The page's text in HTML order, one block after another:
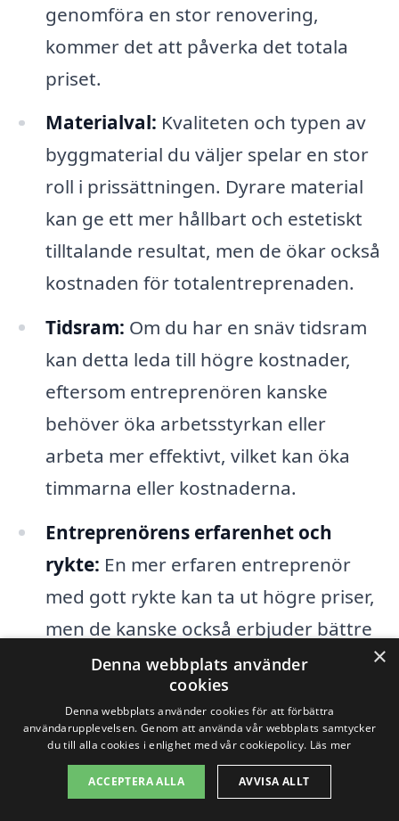
genomföra en stor renovering,
kommer det att påverka det totala
priset.
Materialval: Kvaliteten och typen av
byggmaterial du väljer spelar en stor
roll i prissättningen. Dyrare material
kan ge ett mer hållbart och estetiskt
tilltalande resultat, men de ökar också
kostnaden för totalentreprenaden.
Tidsram: Om du har en snäv tidsram
kan detta leda till högre kostnader,
eftersom entreprenören kanske
behöver öka arbetsstyrkan eller
arbeta mer effektivt, vilket kan öka
timmarna eller kostnaderna.
Entreprenörens erfarenhet och
rykte: En mer erfaren entreprenör
med gott rykte kan ta ut högre priser,
men de kanske också erbjuder bättre
kvalitet och service. Sådana faktorer
kan vara värda den extra kostnaden.
Geografiska faktorer:Platsen för
bygget, inklusive markens
beskaffenhet i Öggestorp, kan
×
Denna webbplats använder
cookies
Denna webbplats använder cookies för att förbättra
användarupplevelsen. Genom att använda vår webbplats samtycker
du till alla cookies i enlighet med vår cookiepolicy. Läs mer
ACCEPTERA ALLA AVVISA ALLT